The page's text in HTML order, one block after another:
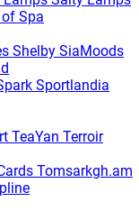
Spa
Shelby SiaMoods
Sportlandia
TeaYan Terroir
Tomsarkgh.am